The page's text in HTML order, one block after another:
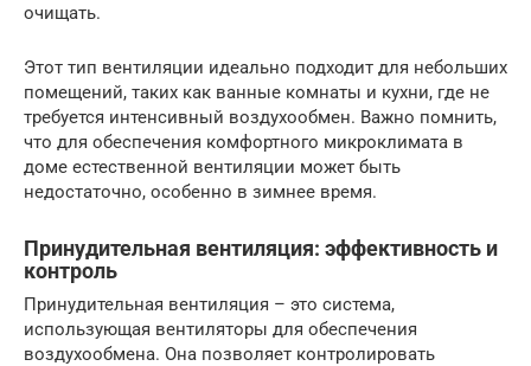
очищать.
Этот тип вентиляции идеально подходит для небольших
помещений, таких как ванные комнаты и кухни, где не
требуется интенсивный воздухообмен. Важно помнить,
что для обеспечения комфортного микроклимата в
доме естественной вентиляции может быть
недостаточно, особенно в зимнее время.
Принудительная вентиляция: эффективность и
контроль
Принудительная вентиляция – это система,
использующая вентиляторы для обеспечения
воздухообмена. Она позволяет контролировать